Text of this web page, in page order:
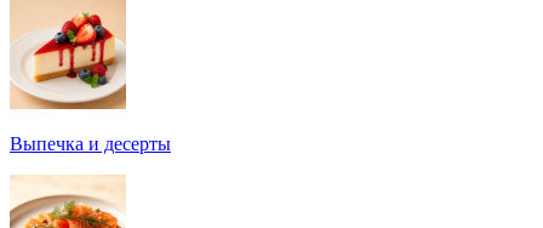
Выпечка и десерты